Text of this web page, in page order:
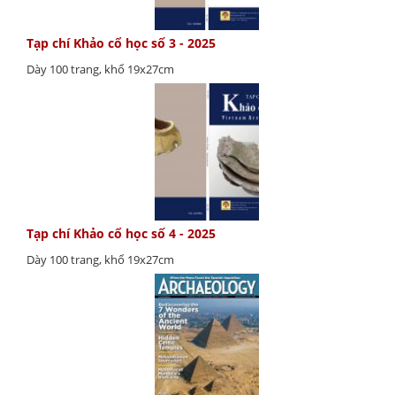
Tạp chí Khảo cổ học số 3 - 2025
Dày 100 trang, khổ 19x27cm
Tạp chí Khảo cổ học số 4 - 2025
Dày 100 trang, khổ 19x27cm